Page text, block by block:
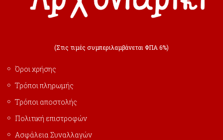
(Στις τιμές συμπεριλαμβάνεται ΦΠΑ 6%)
Όροι χρήσης
Τρόποι πληρωμής
Τρόποι αποστολής
Πολιτική επιστροφών
Ασφάλεια Συναλλαγών